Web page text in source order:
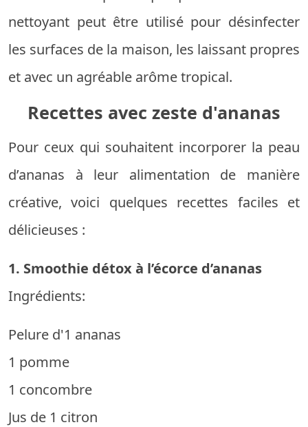
nettoyant peut être utilisé pour désinfecter
les surfaces de la maison, les laissant propres
et avec un agréable arôme tropical.
Recettes avec zeste d'ananas
Pour ceux qui souhaitent incorporer la peau
d’ananas à leur alimentation de manière
créative, voici quelques recettes faciles et
délicieuses :
1. Smoothie détox à l’écorce d’ananas
Ingrédients:
Pelure d'1 ananas
1 pomme
1 concombre
Jus de 1 citron